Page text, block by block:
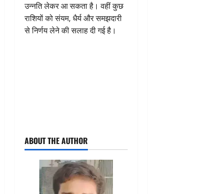
उन्नति लेकर आ सकता है। वहीं कुछ
राशियों को संयम, धैर्य और समझदारी
से निर्णय लेने की सलाह दी गई है।
ABOUT THE AUTHOR